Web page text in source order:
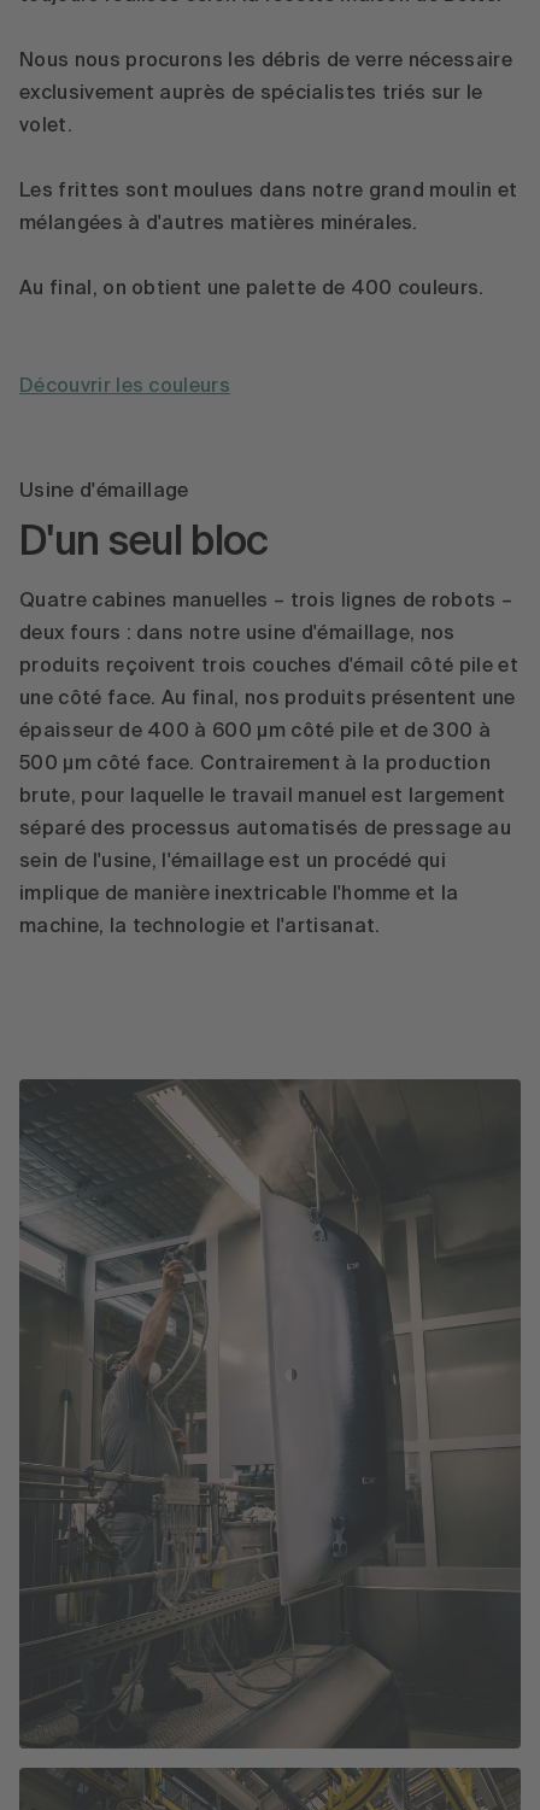
Nous nous procurons les débris de verre nécessaire
exclusivement auprès de spécialistes triés sur le
volet.
Les frittes sont moulues dans notre grand moulin et
mélangées à d'autres matières minérales.
Au final, on obtient une palette de 400 couleurs.
Découvrir les couleurs
Usine d'émaillage
D'un seul bloc
Quatre cabines manuelles – trois lignes de robots –
deux fours : dans notre usine d'émaillage, nos
produits reçoivent trois couches d'émail côté pile et
une côté face. Au final, nos produits présentent une
épaisseur de 400 à 600 µm côté pile et de 300 à
500 µm côté face. Contrairement à la production
brute, pour laquelle le travail manuel est largement
séparé des processus automatisés de pressage au
sein de l'usine, l'émaillage est un procédé qui
implique de manière inextricable l'homme et la
machine, la technologie et l'artisanat.